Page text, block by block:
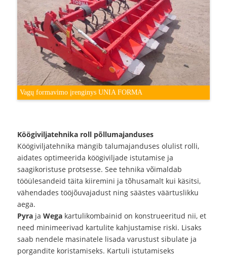
Vagų formavimo įrenginys UNIA FORMA
Köögiviljatehnika roll põllumajanduses
Köögiviljatehnika mängib talumajanduses olulist rolli,
aidates optimeerida köögiviljade istutamise ja
saagikoristuse protsesse. See tehnika võimaldab
tööülesandeid täita kiiremini ja tõhusamalt kui käsitsi,
vähendades tööjõuvajadust ning säästes väärtuslikku
aega.
Pyra jaWega kartulikombainid on konstrueeritud nii, et
need minimeerivad kartulite kahjustamise riski. Lisaks
saab nendele masinatele lisada varustust sibulate ja
porgandite koristamiseks. Kartuli istutamiseks